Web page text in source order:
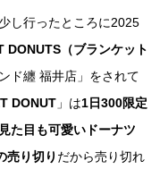
し行ったところに2025
DONUTS（ブランケット
ド纏 福井店」をされて
DONUT 」は1日300限定
た目も可愛いドーナツ
売り切り だから売り切れ